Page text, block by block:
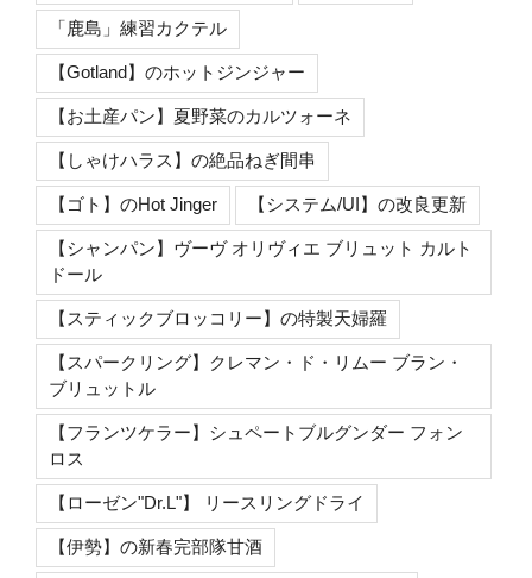
「鹿島」練習カクテル
【Gotland】のホットジンジャー
【お土産パン】夏野菜のカルツォーネ
【しゃけハラス】の絶品ねぎ間串
【ゴト】のHot Jinger 【システム/UI】の改良更新
【シャンパン】ヴーヴ オリヴィエ ブリュット カルト
ドール
【スティックブロッコリー】の特製天婦羅
【スパークリング】クレマン・ド・リムー ブラン・
ブリュットル
【フランツケラー】シュペートブルグンダー フォン
ロス
【ローゼン"Dr.L"】 リースリングドライ
【伊勢】の新春完部隊甘酒